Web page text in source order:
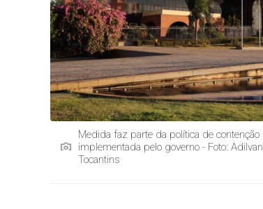
Medida faz parte da política de
implementada pelo governo - Foto:
Tocantins